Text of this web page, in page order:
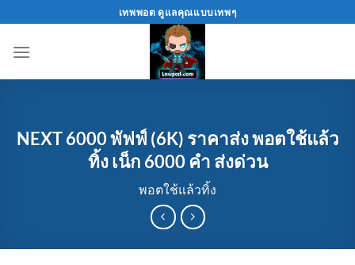
to
content
เทพพอต ดูแลคุณแบบเทพๆ
NEXT 6000 พัฟฟ์ (6K) ราคาส่ง พอตใช้แล้ว
ทิ้ง เน็ก 6000 คำ ส่งด่วน
พอตใช้แล้วทิ้ง